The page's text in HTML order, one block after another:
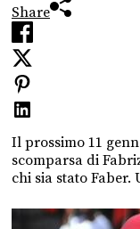
Share
Il prossimo 11
scomparsa di
chi sia stato Faber.